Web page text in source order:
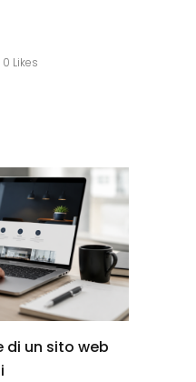
0 Likes
di un sito web